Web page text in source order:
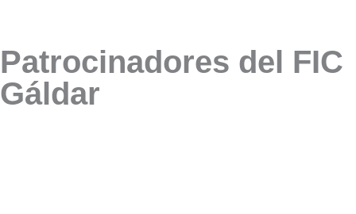
Patrocinadores del FIC
Gáldar